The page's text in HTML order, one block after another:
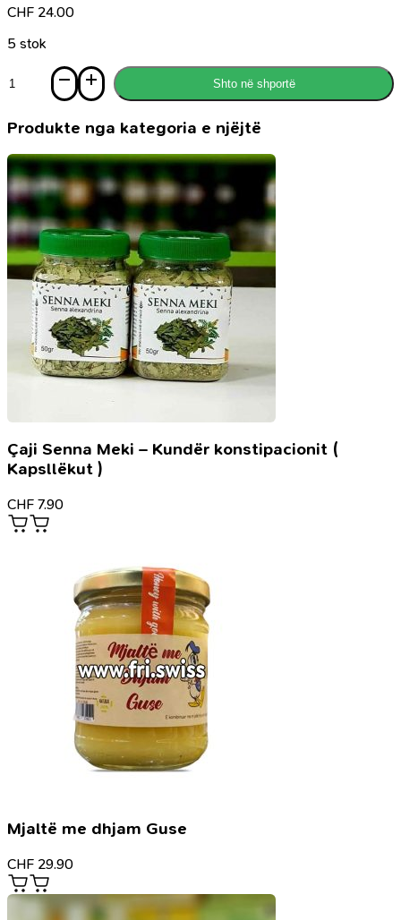
CHF 24.00
5 stok
Fetva
Muhamed
Sharavi
Shto në shportë
Produkte nga kategoria e njëjtë
Çaji Senna Meki – Kundër konstipacionit (
Kapsllëkut )
CHF 7.90
Mjaltë me dhjam Guse
CHF 29.90